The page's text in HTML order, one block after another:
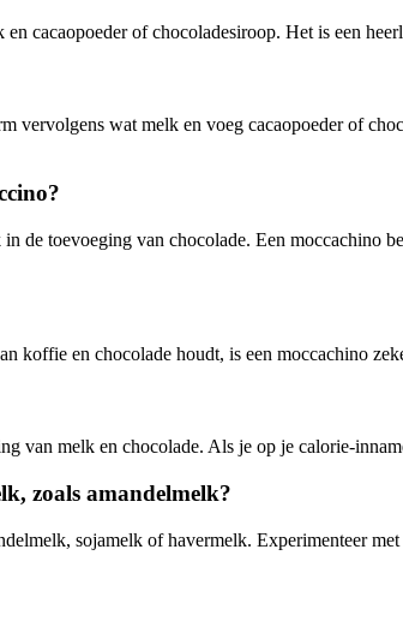
cacaopoeder of chocoladesiroop. Het is een
vervolgens wat melk en voeg cacaopoeder of
de toevoeging van chocolade. Een moccachino
koffie en chocolade houdt, is een moccachino
van melk en chocolade. Als je op je calorie-
zoals amandelmelk?
sojamelk of havermelk. Experimenteer